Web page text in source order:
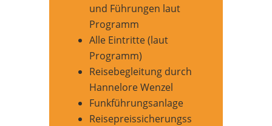
und Führungen laut
Programm
Alle Eintritte (laut
Programm)
Reisebegleitung durch
Hannelore Wenzel
Funkführungsanlage
Reisepreissicherungss